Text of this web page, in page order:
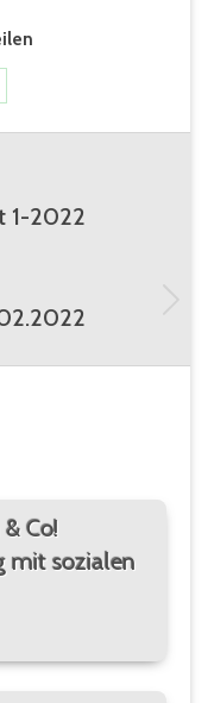
1-2022
Co!
mit sozialen